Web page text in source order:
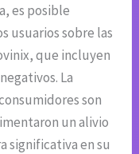
es posible
usuarios sobre las
que incluyen
La
son
un alivio
significativa en su